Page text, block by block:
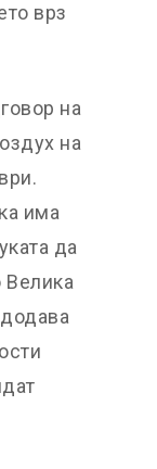
врз
на
на
има
да
Велика